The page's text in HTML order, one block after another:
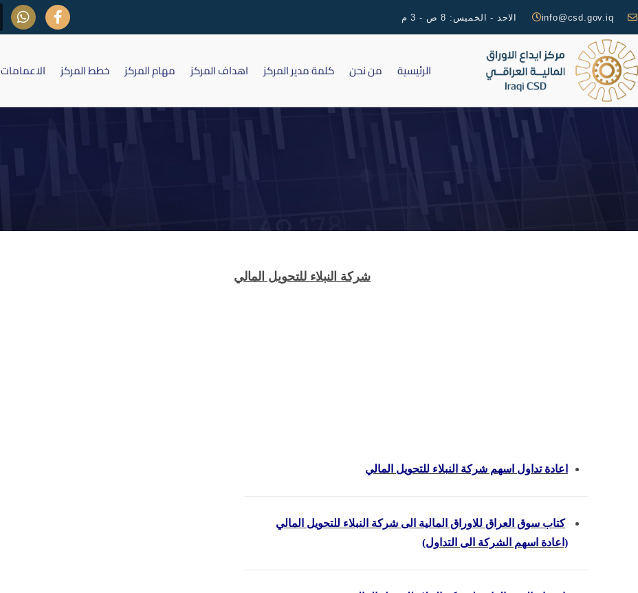
info@csd.gov.iq الاحد - الخميس: 8 ص - 3 م
الرئيسية من نحن كلمة مدير المركز اهداف المركز مهام المركز خطط المركز الاعمامات
شركة النبلاء للتحويل المالي
اعادة تداول اسهم شركة النبلاء للتحويل المالي
كتاب سوق العراق للاوراق المالية الى شركة النبلاء للتحويل المالي
(اعادة اسهم الشركة الى التداول)